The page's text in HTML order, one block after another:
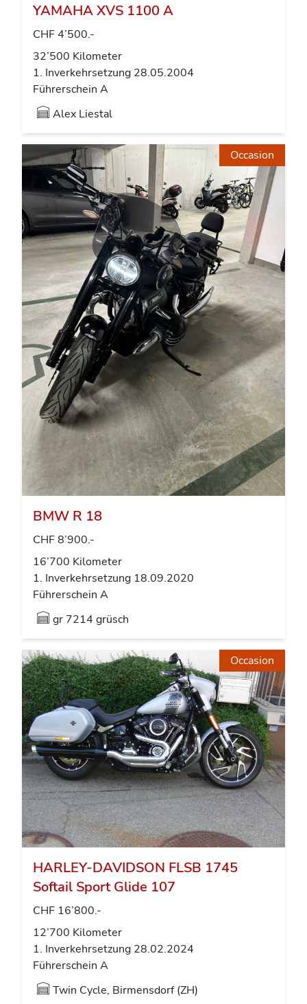
YAMAHA XVS 1100 A
CHF 4’500.-
32’500 Kilometer
1. Inverkehrsetzung 28.05.2004
Führerschein A
Alex Liestal
Occasion
BMW R 18
CHF 8’900.-
16’700 Kilometer
1. Inverkehrsetzung 18.09.2020
Führerschein A
gr 7214 grüsch
Occasion
HARLEY-DAVIDSON FLSB 1745
Softail Sport Glide 107
CHF 16’800.-
12’700 Kilometer
1. Inverkehrsetzung 28.02.2024
Führerschein A
Twin Cycle, Birmensdorf (ZH)